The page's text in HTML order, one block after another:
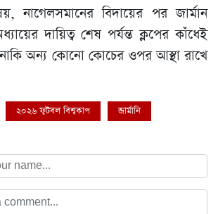
নাগেলসমানের বিদায়ের পর জার্মান
দায়িত্ব শেষ পর্যন্ত ক্লপের কাঁধেই
অন্য কোনো কোচের ওপর আস্থা রাখে
২০২৬ ফুটবল বিশ্বকাপ জার্মানি